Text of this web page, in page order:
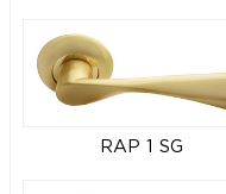
RAP 1 SG